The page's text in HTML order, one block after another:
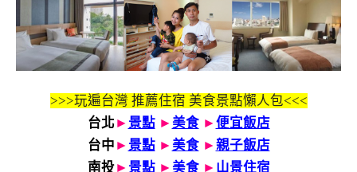
>>>玩遍台灣 推薦住宿 美食景點懶人包<<<
台北 ► 景點 ► 美食► 便宜飯店
台中 ► 景點 ► 美食► 親子飯店
南投► 景點 ► 美食► 山景住宿